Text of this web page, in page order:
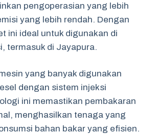
pengoperasian yang lebih
yang lebih rendah. Dengan
ini ideal untuk digunakan di
termasuk di Jayapura.
yang banyak digunakan
dengan sistem injeksi
ini memastikan pembakaran
menghasilkan tenaga yang
bahan bakar yang efisien.